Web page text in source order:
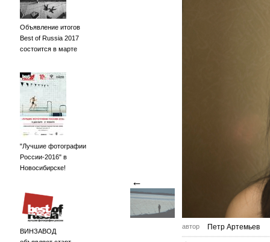
Объявление итогов
Best of Russia 2017
состоится в марте
"Лучшие фотографии
России-2016" в
Новосибирске!
ВИНЗАВОД
←
автор Петр Артемьев